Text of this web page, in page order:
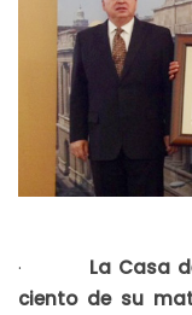
· La Casa
ciento de su